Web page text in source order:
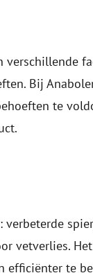
Bij
te
vetverlies.
efficiënter te